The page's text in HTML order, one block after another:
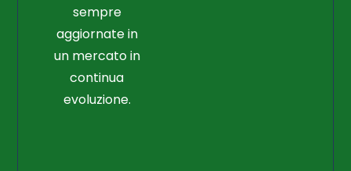
sempre
aggiornate in
un mercato in
continua
evoluzione.